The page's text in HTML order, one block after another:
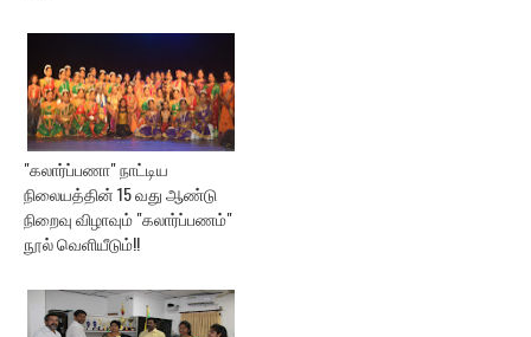
"கலார்ப்பணா" நாட்டிய
நிலையத்தின் 15 வது ஆண்டு
நிறைவு விழாவும் "கலார்ப்பணம்"
நூல் வெளியீடும்!!